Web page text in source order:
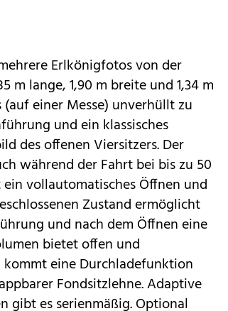
Erlkönigfotos von der
m lange, 1,90 m breite und 1,34 m
einer Messe) unverhüllt zu
und ein klassisches
des offenen Viersitzers. Der
während der Fahrt bei bis zu 50
vollautomatisches Öffnen und
Zustand ermöglicht
und nach dem Öffnen eine
bietet offen und
eine Durchladefunktion
Fondsitzlehne. Adaptive
gibt es serienmäßig. Optional